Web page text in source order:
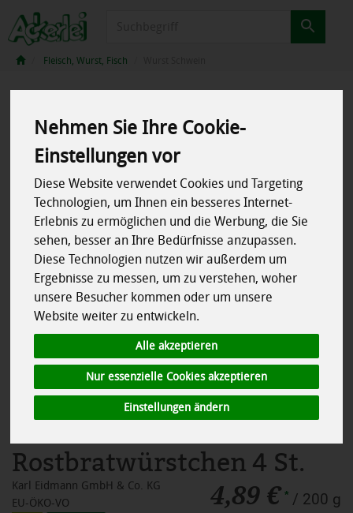
Nehmen Sie Ihre Cookie-
Einstellungen vor
Diese Website verwendet Cookies und Targeting
Technologien, um Ihnen ein besseres Internet-
Erlebnis zu ermöglichen und die Werbung, die Sie
sehen, besser an Ihre Bedürfnisse anzupassen.
Diese Technologien nutzen wir außerdem um
Ergebnisse zu messen, um zu verstehen, woher
unsere Besucher kommen oder um unsere
Website weiter zu entwickeln.
Alle akzeptieren
Nur essenzielle Cookies akzeptieren
Einstellungen ändern
Fleisch, Wurst, Fisch
Rostbratwürstchen 4 St.
Karl Eidmann GmbH & Co. KG
EU-ÖKO-VO
4,89 € * / 200 g